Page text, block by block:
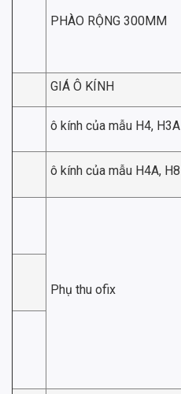
PHÀO RỘNG 300MM
GIÁ Ô KÍNH
ô kính của mẫu H4, H3A
ô kính của mẫu H4A, H8
Phụ thu ofix